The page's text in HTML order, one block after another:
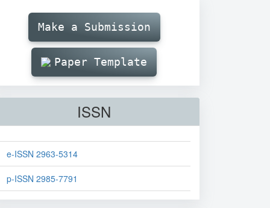
Make
SubmissionMake a Submission
Paper Template
ISSN
e-ISSN 2963-5314
p-ISSN 2985-7791